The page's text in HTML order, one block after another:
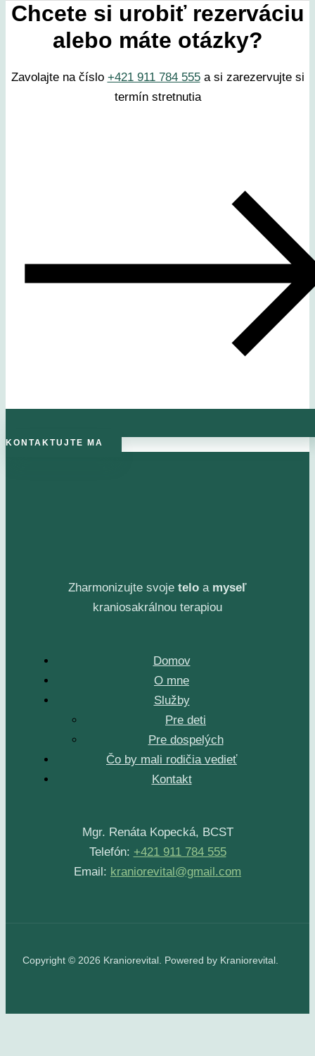
Chcete si urobiť rezerváciu
alebo máte otázky?
Zavolajte na číslo +421 911 784 555a si zarezervujte si
termín stretnutia
KONTAKTUJTE MA
Zharmonizujte svoje telo a myseľ
kraniosakrálnou terapiou
Domov
O mne
Služby
Pre deti
Pre dospelých
Čo by mali rodičia vedieť
Kontakt
Mgr. Renáta Kopecká, BCST
Telefón: +421 911 784 555
Email: kraniorevital@gmail.com
Copyright © 2026 Kraniorevital. Powered by Kraniorevital.